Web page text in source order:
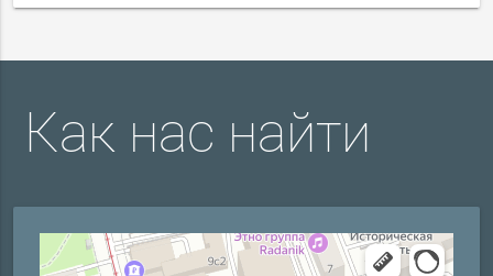
Как нас найти